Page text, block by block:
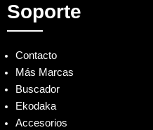
Soporte
Contacto
Más Marcas
Buscador
Ekodaka
Accesorios